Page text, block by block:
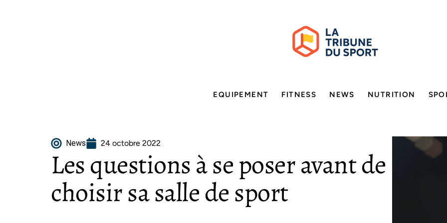
EQUIPEMENT FITNESS NEWS NUTRITION
News 24 octobre 2022
Les questions à se poser avant de
choisir sa salle de sport